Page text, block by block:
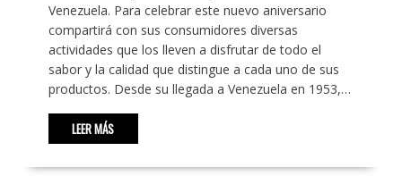
Venezuela. Para celebrar este nuevo aniversario
compartirá con sus consumidores diversas
actividades que los lleven a disfrutar de todo el
sabor y la calidad que distingue a cada uno de sus
productos. Desde su llegada a Venezuela en 1953,…
LEER MÁS